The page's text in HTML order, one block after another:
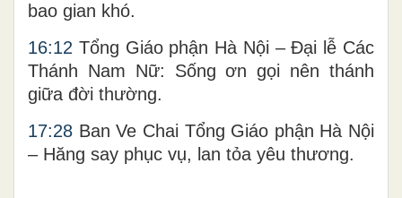
bao gian khó.
16:12 Tổng Giáo phận Hà Nội – Đại lễ Các
Thánh Nam Nữ: Sống ơn gọi nên thánh
giữa đời thường.
17:28 Ban Ve Chai Tổng Giáo phận Hà Nội
– Hăng say phục vụ, lan tỏa yêu thương.